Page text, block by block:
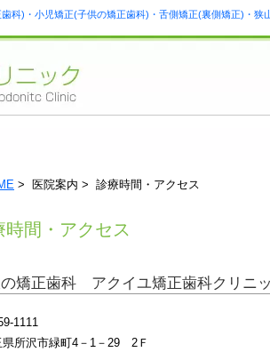
)・小児矯正(子供の矯正歯科)・舌側矯正(裏側矯正)・
> 医院案内 > 診療時間・アクセス
時間・アクセス
矯正歯科 アクイユ矯正歯科クリニ
1111
県所沢市緑町4－1－29 2Ｆ